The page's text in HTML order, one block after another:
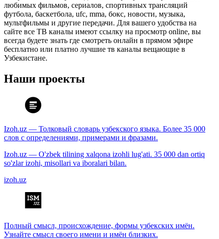
любимых фильмов, сериалов, спортивных трансляций
футбола, баскетбола, ufc, mma, бокс, новости, музыка,
мультфильмы и другие передачи. Для вашего удобства на
сайте все ТВ каналы имеют ссылку на просмотр online, вы
всегда будете знать где смотреть онлайн в прямом эфире
бесплатно или платно лучшие тв каналы вещающие в
Узбекистане.
Наши проекты
Izoh.uz — Толковый словарь узбекского языка. Более 35 000
слов с определениями, примерами и фразами.
Izoh.uz — O'zbek tilining xalqona izohli lug'ati. 35 000 dan ortiq
so'zlar izohi, misollari va iboralari bilan.
izoh.uz
Полный смысл, происхождение, формы узбекских имён.
Узнайте смысл своего имени и имён близких.